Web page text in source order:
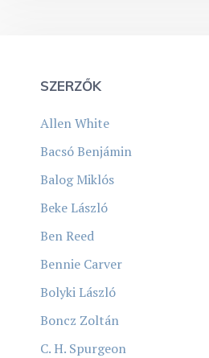
SZERZŐK
Allen White
Bacsó Benjámin
Balog Miklós
Beke László
Ben Reed
Bennie Carver
Bolyki László
Boncz Zoltán
C. H. Spurgeon